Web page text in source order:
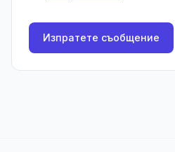
Изпратете съобщение